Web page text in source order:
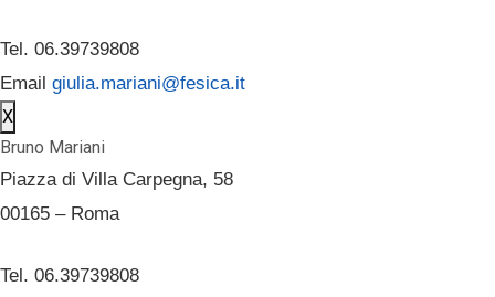
Tel. 06.39739808
Email giulia.mariani@fesica.it
X
Bruno Mariani
Piazza di Villa Carpegna, 58
00165 – Roma
Tel. 06.39739808